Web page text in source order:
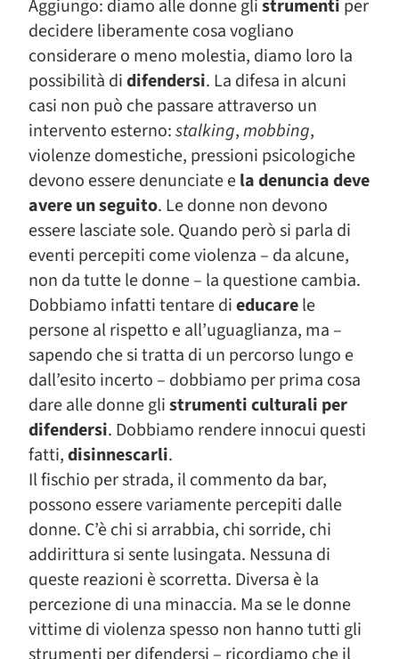
Aggiungo: diamo alle donne glistrumenti per
decidere liberamente cosa vogliano
considerare o meno molestia, diamo loro la
possibilità didifendersi. La difesa in alcuni
casi non può che passare attraverso un
intervento esterno:stalking,mobbing,
violenze domestiche, pressioni psicologiche
devono essere denunciate ela denuncia deve
avere un seguito. Le donne non devono
essere lasciate sole. Quando però si parla di
eventi percepiti come violenza – da alcune,
non da tutte le donne – la questione cambia.
Dobbiamo infatti tentare dieducarele
persone al rispetto e all’uguaglianza, ma –
sapendo che si tratta di un percorso lungo e
dall’esito incerto – dobbiamo per prima cosa
dare alle donne glistrumenti culturali per
difendersi. Dobbiamo rendere innocui questi
fatti,disinnescarli.
Il fischio per strada, il commento da bar,
possono essere variamente percepiti dalle
donne. C’è chi si arrabbia, chi sorride, chi
addirittura si sente lusingata. Nessuna di
queste reazioni è scorretta. Diversa è la
percezione di una minaccia. Ma se le donne
vittime di violenza spesso non hanno tutti gli